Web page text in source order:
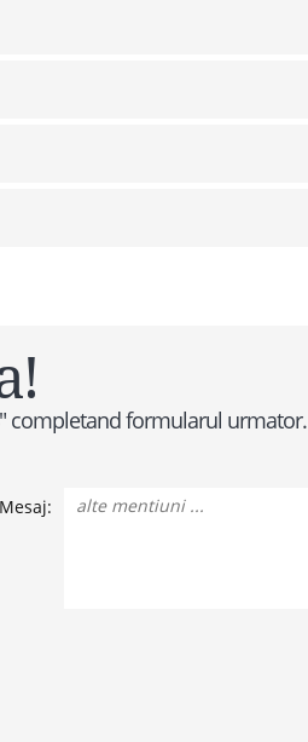
completand formularul urmator.
Mesaj: